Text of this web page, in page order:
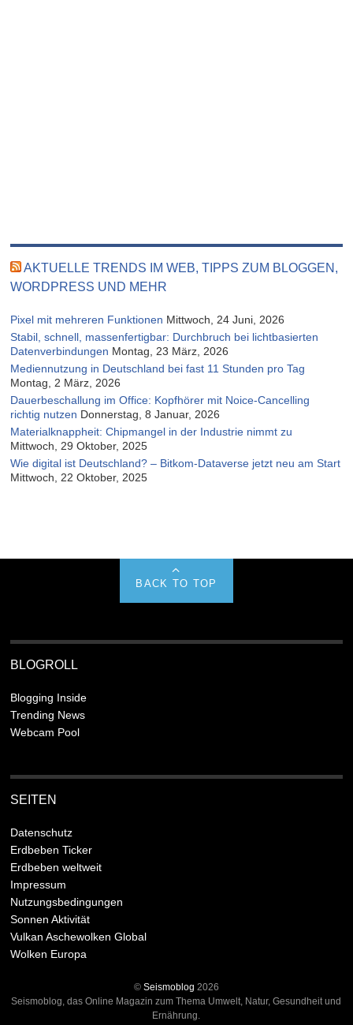
AKTUELLE TRENDS IM WEB, TIPPS ZUM BLOGGEN,
WORDPRESS UND MEHR
Pixel mit mehreren Funktionen Mittwoch, 24 Juni, 2026
Stabil, schnell, massenfertigbar: Durchbruch bei lichtbasierten
Datenverbindungen Montag, 23 März, 2026
Mediennutzung in Deutschland bei fast 11 Stunden pro Tag
Montag, 2 März, 2026
Dauerbeschallung im Office: Kopfhörer mit Noice-Cancelling
richtig nutzen Donnerstag, 8 Januar, 2026
Materialknappheit: Chipmangel in der Industrie nimmt zu
Mittwoch, 29 Oktober, 2025
Wie digital ist Deutschland? – Bitkom-Dataverse jetzt neu am Start
Mittwoch, 22 Oktober, 2025
BACK TO TOP
BLOGROLL
Blogging Inside
Trending News
Webcam Pool
SEITEN
Datenschutz
Erdbeben Ticker
Erdbeben weltweit
Impressum
Nutzungsbedingungen
Sonnen Aktivität
Vulkan Aschewolken Global
Wolken Europa
© Seismoblog 2026
Seismoblog, das Online Magazin zum Thema Umwelt, Natur, Gesundheit und
Ernährung.